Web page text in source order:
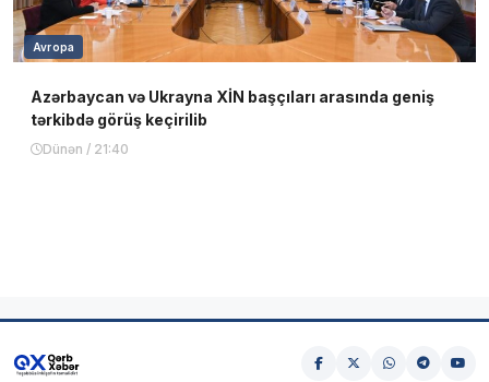
Avropa
Azərbaycan və Ukrayna XİN başçıları arasında geniş
tərkibdə görüş keçirilib
Dünən / 21:40